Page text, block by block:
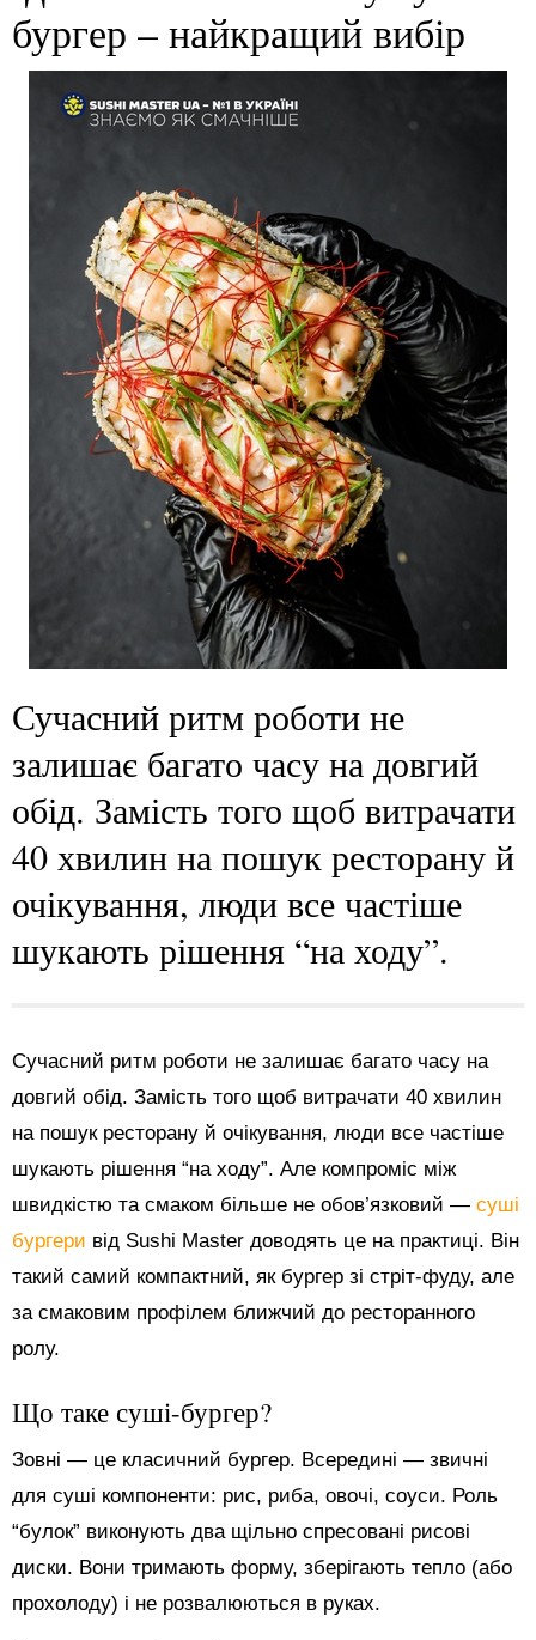
бургер – найкращий вибір
Сучасний ритм роботи не
залишає багато часу на довгий
обід. Замість того щоб витрачати
40 хвилин на пошук ресторану й
очікування, люди все частіше
шукають рішення “на ходу”.
Сучасний ритм роботи не залишає багато часу на
довгий обід. Замість того щоб витрачати 40 хвилин
на пошук ресторану й очікування, люди все частіше
шукають рішення “на ходу”. Але компроміс між
швидкістю та смаком більше не обов’язковий — суші
бургери від Sushi Master доводять це на практиці. Він
такий самий компактний, як бургер зі стріт-фуду, але
за смаковим профілем ближчий до ресторанного
ролу.
Що таке суші-бургер?
Зовні — це класичний бургер. Всередині — звичні
для суші компоненти: рис, риба, овочі, соуси. Роль
“булок” виконують два щільно спресовані рисові
диски. Вони тримають форму, зберігають тепло (або
прохолоду) і не розвалюються в руках.